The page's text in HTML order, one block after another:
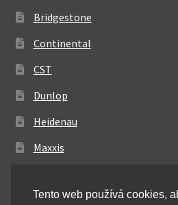
Bridgestone
Continental
CST
Dunlop
Heidenau
Maxxis
Michelin
Tento web používá cookies,